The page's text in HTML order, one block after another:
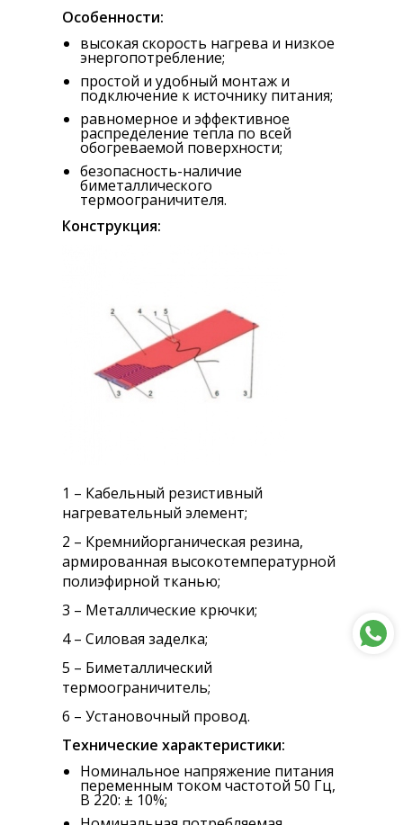
Особенности:
высокая скорость нагрева и низкое
энергопотребление;
простой и удобный монтаж и
подключение к источнику питания;
равномерное и эффективное
распределение тепла по всей
обогреваемой поверхности;
безопасность-наличие
биметаллического
термоограничителя.
Конструкция:
1 – Кабельный резистивный
нагревательный элемент;
2 – Кремнийорганическая резина,
армированная высокотемпературной
полиэфирной тканью;
3 – Металлические крючки;
4 – Силовая заделка;
5 – Биметаллический
термоограничитель;
6 – Установочный провод.
Технические характеристики:
Номинальное напряжение питания
переменным током частотой 50 Гц,
В 220: ± 10%;